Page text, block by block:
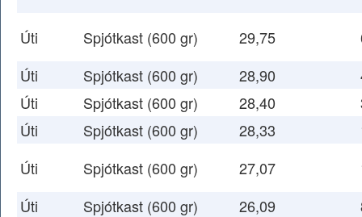
Úti Spjótkast (600 gr) 29,75
Úti
Spjótkast (600 gr) 28,90
Úti
Spjótkast (600 gr) 28,40
Úti
Spjótkast (600 gr) 28,33
Úti
Spjótkast (600 gr) 27,07
Úti
Spjótkast (600 gr) 26,09